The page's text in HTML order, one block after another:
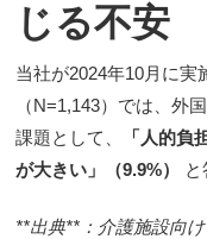
じる不安
当社が2024年10月に実
（N=1,143）では、外
課題として、
「人的負
が大きい」（9.9%）
と
**出典**：介護施設向